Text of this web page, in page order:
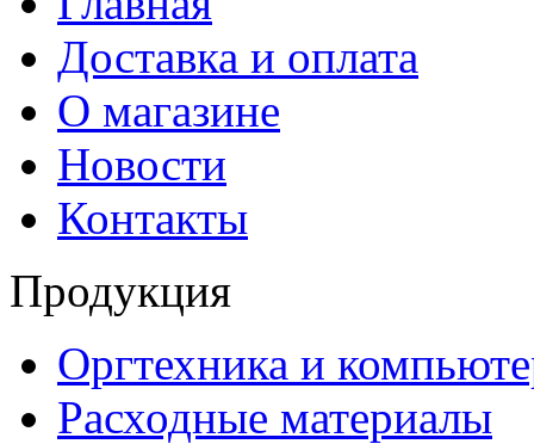
Доставка и оплата
О магазине
Новости
Контакты
Продукция
Оргтехника и
Расходные материалы